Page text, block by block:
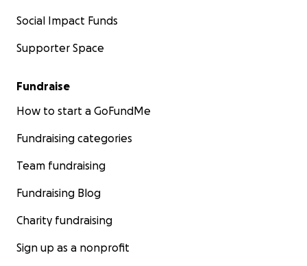
Social Impact Funds
Supporter Space
Fundraise
How to start a GoFundMe
Fundraising categories
Team fundraising
Fundraising Blog
Charity fundraising
Sign up as a nonprofit